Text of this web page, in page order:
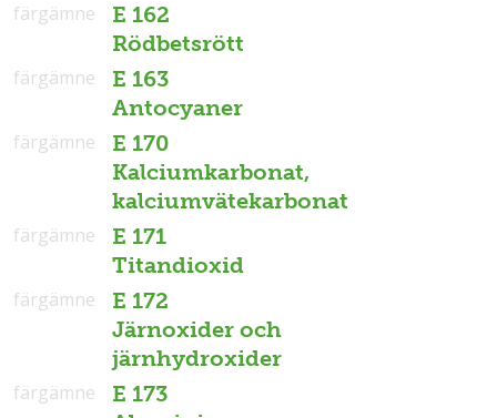
E 162
Rödbetsrött
färgämne
E 163
Antocyaner
färgämne
E 170
Kalciumkarbonat,
kalciumvätekarbonat
färgämne
E 171
Titandioxid
färgämne
E 172
Järnoxider och
järnhydroxider
färgämne
E 173
färgämne